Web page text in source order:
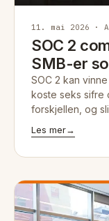
11. mai 2026 ·
SOC 2
SMB-er
SOC 2 kan
koste seks sifre
forskjellen, og
Les mer→